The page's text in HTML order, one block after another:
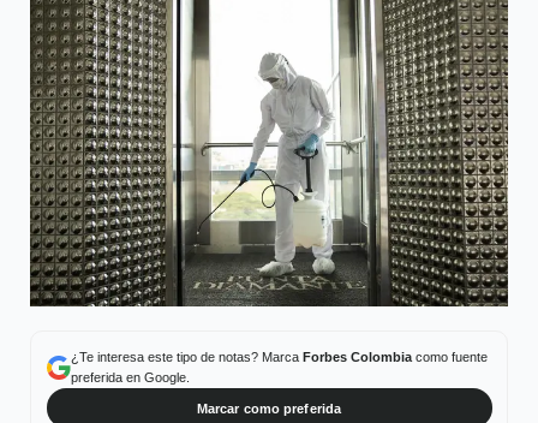
¿Te interesa este tipo de notas? Marca Forbes Colombiacomo fuente
preferida en Google.
Marcar como preferida